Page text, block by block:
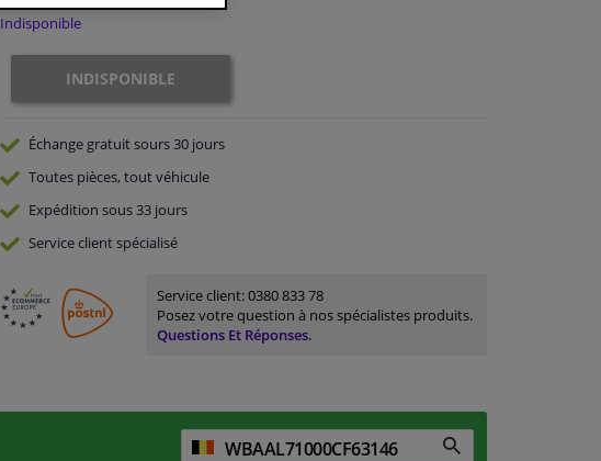
Indisponible
INDISPONIBLE
Échange gratuitsours 30 jours
Toutes pièces, tout véhicule
Expédition sous 33 jours
Serviceclient spécialisé
Service client:0380 833 78
Posez votre question à nos spécialistes produits.
Questions Et Réponses.